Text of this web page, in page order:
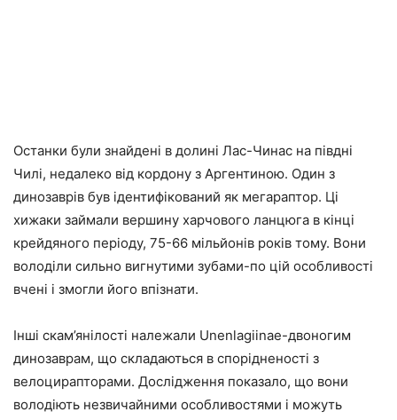
Останки були знайдені в долині Лас-Чинас на півдні
Чилі, недалеко від кордону з Аргентиною. Один з
динозаврів був ідентифікований як мегараптор. Ці
хижаки займали вершину харчового ланцюга в кінці
крейдяного періоду, 75-66 мільйонів років тому. Вони
володіли сильно вигнутими зубами-по цій особливості
вчені і змогли його впізнати.
Інші скам’янілості належали Unenlagiinae-двоногим
динозаврам, що складаються в спорідненості з
велоцирапторами. Дослідження показало, що вони
володіють незвичайними особливостями і можуть